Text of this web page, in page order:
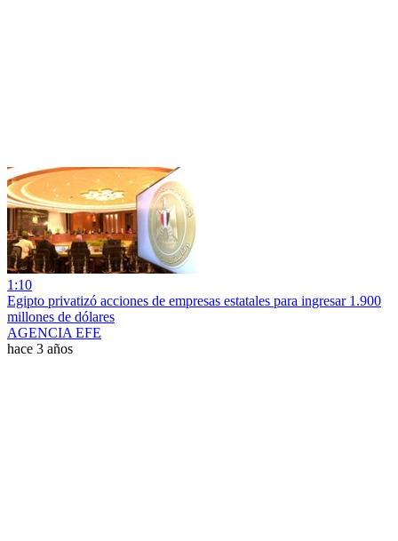
1:10
Egipto privatizó acciones de empresas estatales para ingresar 1.900
millones de dólares
AGENCIA EFE
hace 3 años